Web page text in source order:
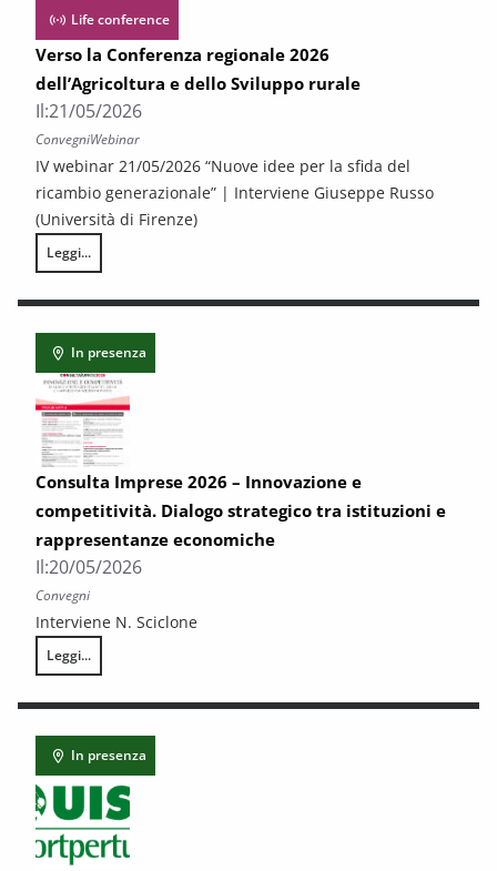
Life conference
Verso la Conferenza regionale 2026
dell’Agricoltura e dello Sviluppo rurale
Il:21/05/2026
ConvegniWebinar
IV webinar 21/05/2026 “Nuove idee per la sfida del
ricambio generazionale” | Interviene Giuseppe Russo
(Università di Firenze)
Leggi...
Verso la Conferenza regionale 2026 dell’Agricoltura e dello Sviluppo
In presenza
Consulta Imprese 2026 – Innovazione e
competitività. Dialogo strategico tra istituzioni e
rappresentanze economiche
Il:20/05/2026
Convegni
Interviene N. Sciclone
Leggi...
Consulta Imprese 2026 – Innovazione e competitività. Dialogo
In presenza